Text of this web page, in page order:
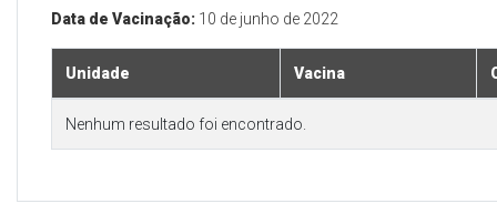
Data de Vacinação: 10 de junho de 2022
Unidade Vacina
Nenhum resultado foi encontrado.